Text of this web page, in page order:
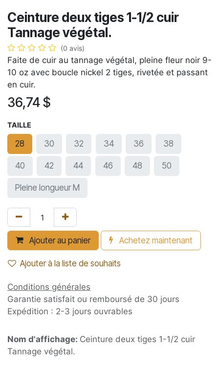
Ceinture deux tiges 1-1/2 cuir
Tannage végétal.
(0 avis)
Faite de cuir au tannage végétal, pleine fleur noir 9-
10 oz avec boucle nickel 2 tiges, rivetée et passant
en cuir.
36,74$
TAILLE
28 30 32 34 36 38
40 42 44 46 48 50
Pleine longueur M
Ajouter au panier Achetez maintenant
Ajouter à la liste de souhaits
Conditions générales
Garantie satisfait ou remboursé de 30 jours
Expédition : 2-3 jours ouvrables
Nom d'affichage: Ceinture deux tiges 1-1/2 cuir
Tannage végétal.